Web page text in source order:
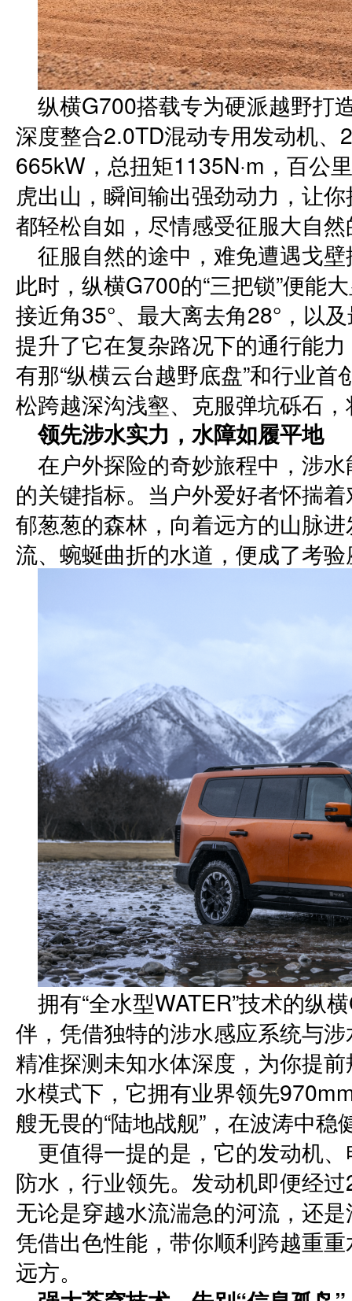
纵横G700搭载专为硬派越野打
深度整合2.0TD混动专用发动机
665kW，总扭矩1135N·m，百公
虎出山，瞬间输出强劲动力，让
都轻松自如，尽情感受征服大自
征服自然的途中，难免遭遇戈
此时，纵横G700的“三把锁”便能
接近角35°、最大离去角28°，以
提升了它在复杂路况下的通行能
有那“纵横云台越野底盘”和行业
松跨越深沟浅壑、克服弹坑砾石
领先涉水实力，水障如履平地
在户外探险的奇妙旅程中，涉
的关键指标。当户外爱好者怀揣
郁葱葱的森林，向着远方的山脉
流、蜿蜒曲折的水道，便成了考
拥有“全水型WATER”技术的纵
伴，凭借独特的涉水感应系统与
精准探测未知水体深度，为你提
水模式下，它拥有业界领先
艘无畏的“陆地战舰”，在波涛中稳
更值得一提的是，它的发动机
防水，行业领先。发动机即便经
无论是穿越水流湍急的河流，还
凭借出色性能，带你顺利跨越重
远方。